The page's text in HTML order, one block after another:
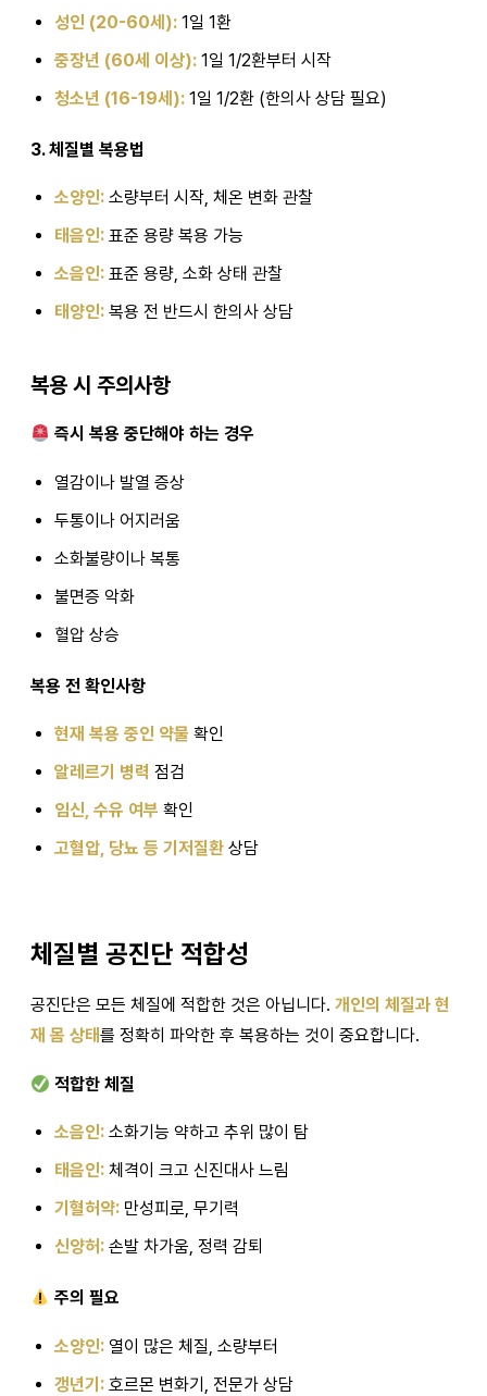
성인 (20-60세): 1일 1환
중장년 (60세 이상): 1일 1/2환부터 시작
청소년 (16-19세): 1일 1/2환 (한의사 상담 필요)
3. 체질별 복용법
소양인: 소량부터 시작, 체온 변화 관찰
태음인: 표준 용량 복용 가능
소음인: 표준 용량, 소화 상태 관찰
태양인: 복용 전 반드시 한의사 상담
복용 시 주의사항
즉시 복용 중단해야 하는 경우
열감이나 발열 증상
두통이나 어지러움
소화불량이나 복통
불면증 악화
혈압 상승
복용 전 확인사항
현재 복용 중인 약물 확인
알레르기 병력 점검
임신, 수유 여부 확인
고혈압, 당뇨 등 기저질환 상담
체질별 공진단 적합성
공진단은 모든 체질에 적합한 것은 아닙니다. 개인의 체질과 현
재 몸 상태를 정확히 파악한 후 복용하는 것이 중요합니다.
적합한 체질
소음인: 소화기능 약하고 추위 많이 탐
태음인: 체격이 크고 신진대사 느림
기혈허약: 만성피로, 무기력
신양허: 손발 차가움, 정력 감퇴
주의 필요
소양인: 열이 많은 체질, 소량부터
갱년기: 호르몬 변화기, 전문가 상담